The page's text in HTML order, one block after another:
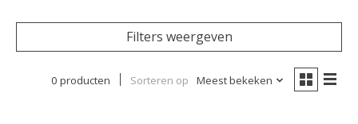
Filters weergeven
0 producten Sorteren op Meest bekeken